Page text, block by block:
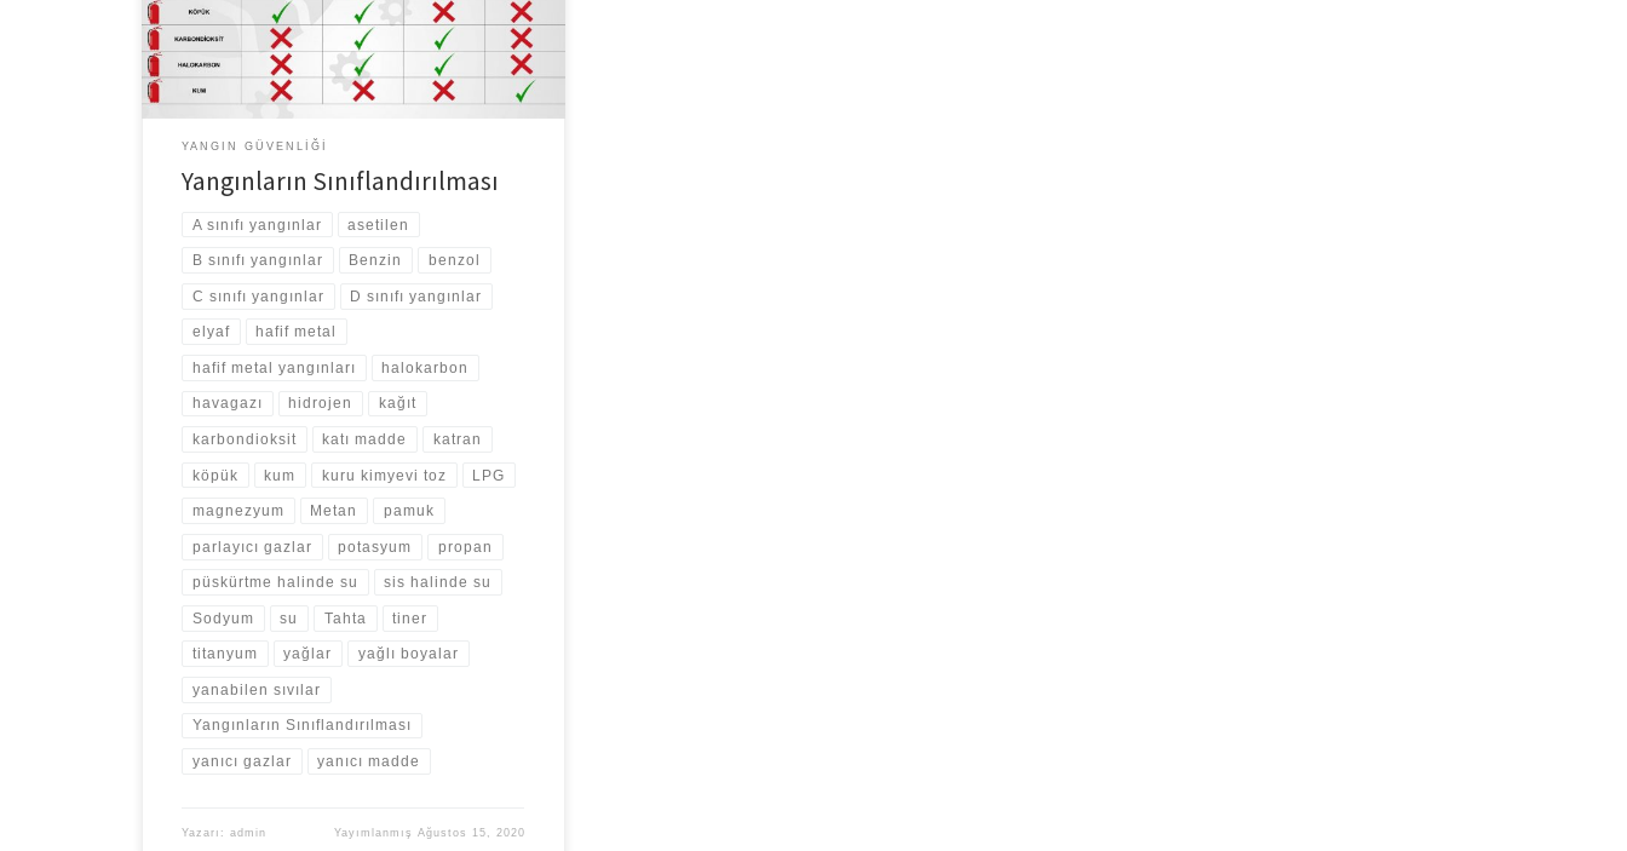
tiner, katran gibi yanabilen sıvılar bu sınıfa girer. C sınıfı
yangınlar: Metan, propan, LPG, asetilen, havagazı,
hidrojen gibi parlayıcı gazlar […]
YANGIN GÜVENLIĞI
Yangınların Sınıflandırılması
A sınıfı yangınlar asetilen
B sınıfı yangınlar Benzin benzol
C sınıfı yangınlar D sınıfı yangınlar
elyaf hafif metal
hafif metal yangınları halokarbon
havagazı hidrojen kağıt
karbondioksit katı madde katran
köpük kum kuru kimyevi toz LPG
magnezyum Metan pamuk
parlayıcı gazlar potasyum propan
püskürtme halinde su sis halinde su
Sodyum su Tahta tiner
titanyum yağlar yağlı boyalar
yanabilen sıvılar
Yangınların Sınıflandırılması
yanıcı gazlar yanıcı madde
Yazarı:admin Yayımlanmış Ağustos 15, 2020